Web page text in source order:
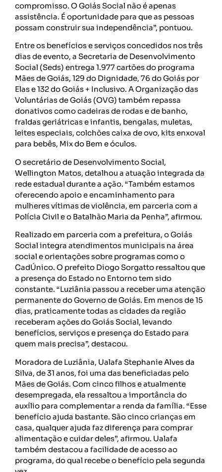
compromisso. O Goiás Social não é apenas
assistência. É oportunidade para que as pessoas
possam construir sua independência”, pontuou.
Entre os benefícios e serviços concedidos nos três
dias de evento, a Secretaria de Desenvolvimento
Social (Seds) entrega 1.977 cartões do programa
Mães de Goiás, 129 do Dignidade, 76 do Goiás por
Elas e 132 do Goiás + Inclusivo. A Organização das
Voluntárias de Goiás (OVG) também repassa
donativos como cadeiras de rodas e de banho,
fraldas geriátricas e infantis, bengalas, muletas,
leites especiais, colchões caixa de ovo, kits enxoval
para bebês, Mix do Bem e óculos.
O secretário de Desenvolvimento Social,
Wellington Matos, detalhou a atuação integrada da
rede estadual durante a ação. “Também estamos
oferecendo apoio e encaminhamento para
mulheres vítimas de violência, em parceria com a
Polícia Civil e o Batalhão Maria da Penha”, afirmou.
Realizado em parceria com a prefeitura, o Goiás
Social integra atendimentos municipais na área
social e orientações sobre programas como o
CadÚnico. O prefeito Diogo Sorgatto ressaltou que
a presença do Estado no Entorno tem sido
constante. “Luziânia passou a receber uma atenção
permanente do Governo de Goiás. Em menos de 15
dias, praticamente todas as cidades da região
receberam ações do Goiás Social, levando
benefícios, serviços e presença do Estado para
quem mais precisa”, destacou.
Moradora de Luziânia, Ualafa Stephanie Alves da
Silva, de 31 anos, foi uma das beneficiadas pelo
Mães de Goiás. Com cinco filhos e atualmente
desempregada, ela ressaltou a importância do
auxílio para complementar a renda da família. “Esse
benefício ajuda bastante. São cinco crianças em
casa, qualquer ajuda faz diferença para comprar
alimentação e cuidar deles”, afirmou. Ualafa
também destacou a facilidade de acesso ao
programa, do qual recebe o benefício pela segunda